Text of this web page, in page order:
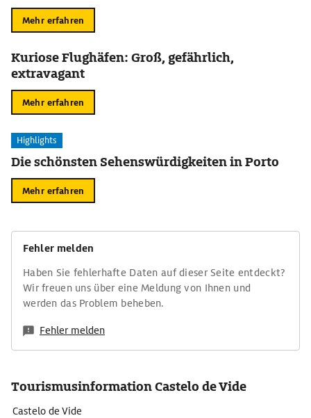
Mehr erfahren
Kuriose Flughäfen: Groß, gefährlich,
extravagant
Mehr erfahren
Highlights
Die schönsten Sehenswürdigkeiten in Porto
Mehr erfahren
Fehler melden
Haben Sie fehlerhafte Daten auf dieser Seite entdeckt?
Wir freuen uns über eine Meldung von Ihnen und
werden das Problem beheben.
Fehler melden
Tourismusinformation Castelo de Vide
Castelo de Vide